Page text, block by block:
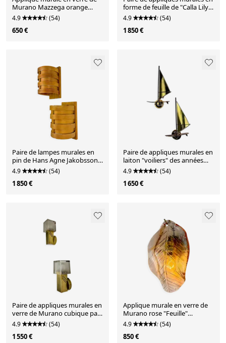
Murano Mazzega orange
givré, Italie, années 1970.
4.9 (54)
650 €
forme de feuille de "Calla Lily",
en verre de Murano et laiton
doré, vers 1970, Italie
4.9 (54)
1 850 €
Paire de lampes murales en
pin de Hans Agne Jakobsson
pour Markaryd, Suède,
années 1970.
4.9 (54)
1 850 €
Paire de appliques murales en
laiton "voiliers" des années
1960, Italie.
4.9 (54)
1 650 €
Paire de appliques murales en
verre de Murano cubique par
Gaetano Sciolari, Italie, vers
les années 1970.
4.9 (54)
1 550 €
Applique murale en verre de
Murano rose "Feuille"
italienne, vers les années
4.9 (54)
850 €